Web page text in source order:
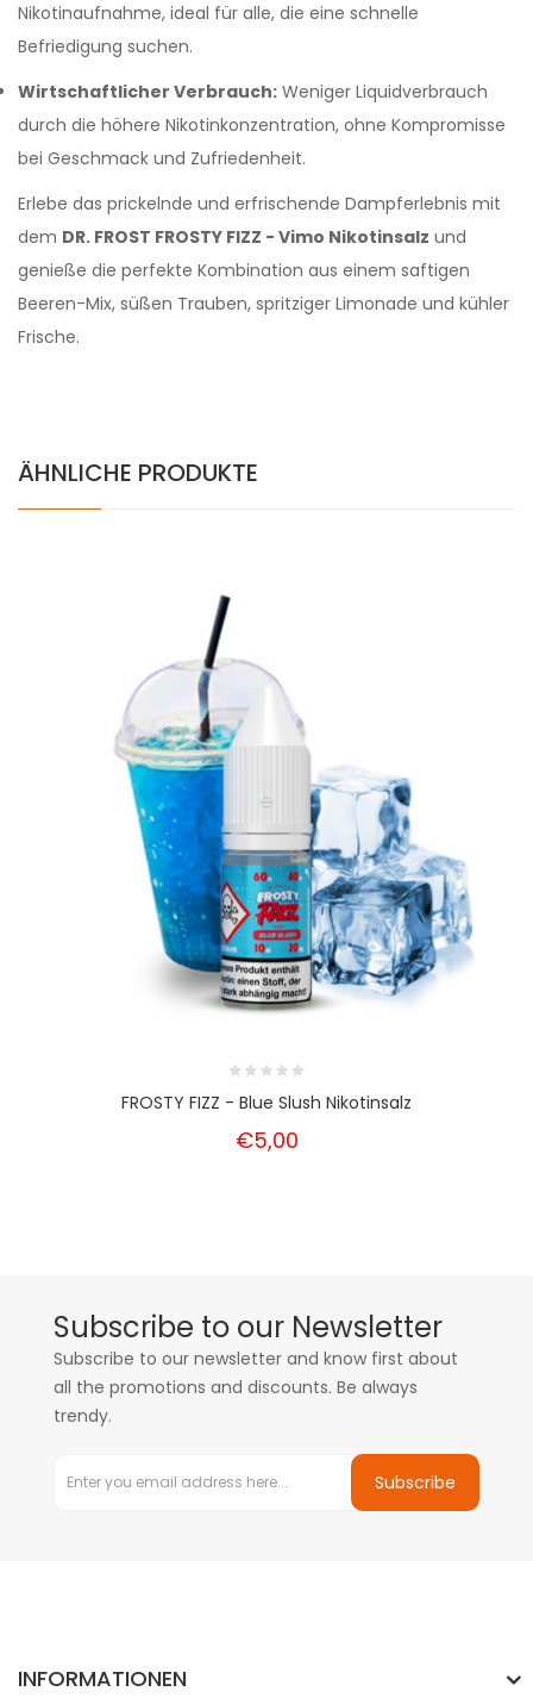
Nikotinaufnahme, ideal für alle, die eine schnelle
Befriedigung suchen.
Wirtschaftlicher Verbrauch: Weniger Liquidverbrauch
durch die höhere Nikotinkonzentration, ohne Kompromisse
bei Geschmack und Zufriedenheit.
Erlebe das prickelnde und erfrischende Dampferlebnis mit
dem DR. FROST FROSTY FIZZ - Vimo Nikotinsalz und
genieße die perfekte Kombination aus einem saftigen
Beeren-Mix, süßen Trauben, spritziger Limonade und kühler
Frische.
ÄHNLICHE PRODUKTE
FROSTY FIZZ - Blue Slush Nikotinsalz
€5,00
Subscribe to our Newsletter
Subscribe to our newsletter and know first about
all the promotions and discounts. Be always
trendy.
Subscribe
INFORMATIONEN